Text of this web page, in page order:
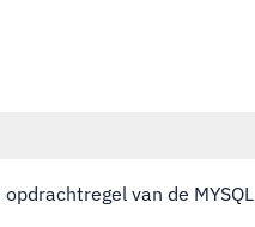
van de MYSQL